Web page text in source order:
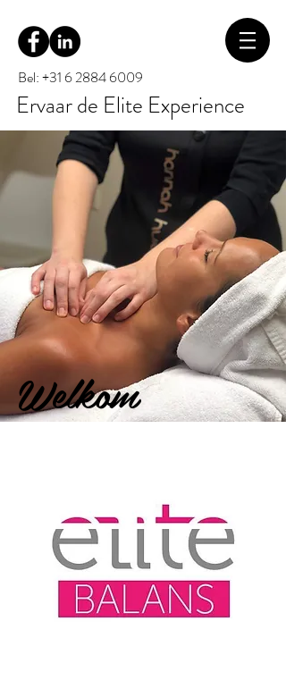
Bel: +31 6 2884 6009
Ervaar de Elite Experience
Welkom